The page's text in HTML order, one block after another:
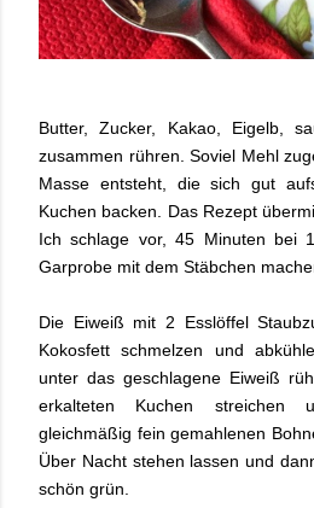
Butter, Zucker, Kakao, Eigelb,
zusammen rühren. Soviel Mehl
Masse entsteht, die sich gut
Kuchen backen. Das Rezept
Ich schlage vor, 45 Minuten bei
Garprobe mit dem Stäbchen
Die Eiweiß mit 2 Esslöffel
Kokosfett schmelzen und
unter das geschlagene Eiweiß
erkalteten Kuchen
gleichmäßig fein gemahlenen
Über Nacht stehen lassen und
schön grün.